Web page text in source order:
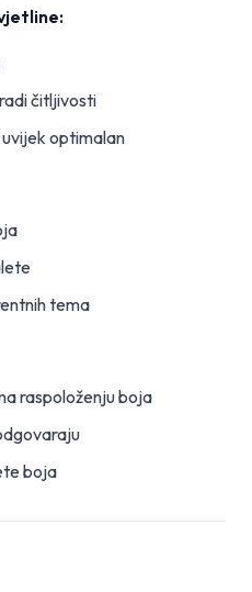
čitljivosti
optimalan
tema
raspoloženju boja
boja